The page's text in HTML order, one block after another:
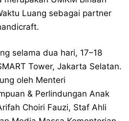
Luang sebagai partner
selama dua hari, 17–18
Tower, Jakarta Selatan.
oleh Menteri
& Perlindungan Anak
Choiri Fauzi, Staf Ahli